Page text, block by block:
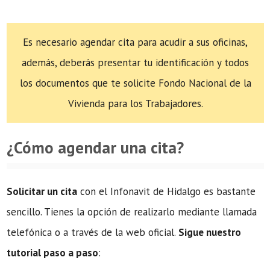
Es necesario agendar cita para acudir a sus oficinas,
además, deberás presentar tu identificación y todos
los documentos que te solicite Fondo Nacional de la
Vivienda para los Trabajadores.
¿Cómo agendar una cita?
Solicitar un cita con el Infonavit de Hidalgo es bastante
sencillo. Tienes la opción de realizarlo mediante llamada
telefónica o a través de la web oficial. Sigue nuestro
tutorial paso a paso: